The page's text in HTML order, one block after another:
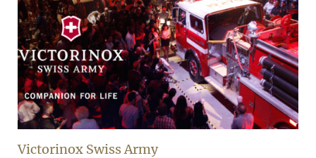
Victorinox Swiss Army